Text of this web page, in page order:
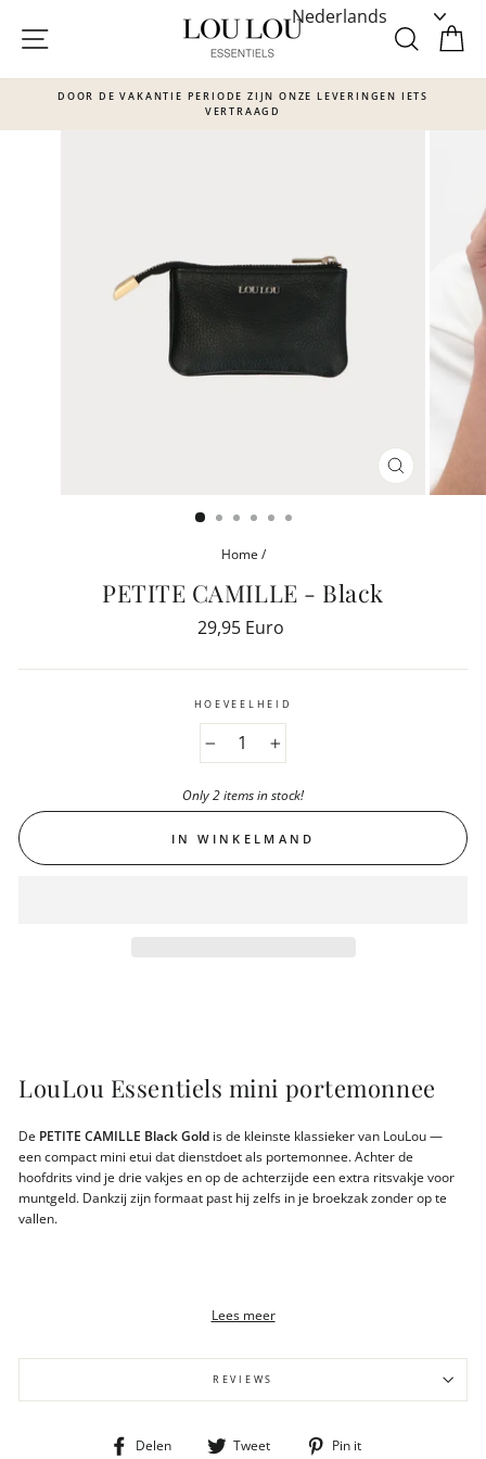
content
SITE NAVIGATIE
DOOR DE VAKANTIE PERIODE ZIJN ONZE LEVERINGEN IETS
VERTRAAGD
SLUITEN
(ESC)
Home /
PETITE CAMILLE - Black
Reguliere
29,95 Euro
HOEVEELHEID
+
Only 2 items in stock!
IN WINKELMAND
LouLou Essentiels mini portemonnee
De PETITE CAMILLE Black Gold is de kleinste klassieker van LouLou —
een compact mini etui dat dienstdoet als portemonnee. Achter de
hoofdrits vind je drie vakjes en op de achterzijde een extra ritsvakje voor
muntgeld. Dankzij zijn formaat past hij zelfs in je broekzak zonder op te
vallen.
Belangrijkste kenmerken
RFID-bescherming geïntegreerd
Gewicht 43 gram
Lees meer
REVIEWS
Delen
Deel
Tweet
Tweet Pin it